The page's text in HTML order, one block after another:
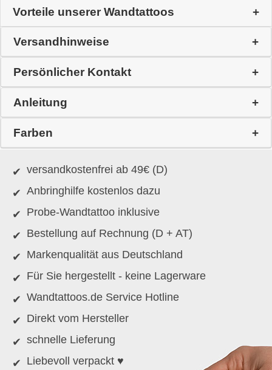
Vorteile unserer Wandtattoos
Versandhinweise
Persönlicher Kontakt
Anleitung
Farben
versandkostenfrei ab 49€ (D)
Anbringhilfe kostenlos dazu
Probe-Wandtattoo inklusive
Bestellung auf Rechnung (D + AT)
Markenqualität aus Deutschland
Für Sie hergestellt - keine Lagerware
Wandtattoos.de Service Hotline
Direkt vom Hersteller
schnelle Lieferung
Liebevoll verpackt ♥